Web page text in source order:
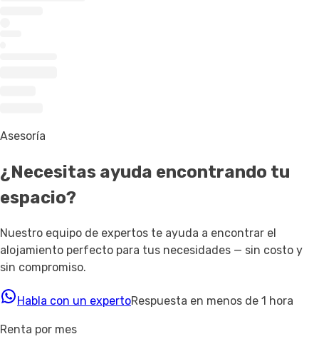
Asesoría
¿Necesitas ayuda encontrando tu
espacio?
Nuestro equipo de expertos te ayuda a encontrar el
alojamiento perfecto para tus necesidades — sin costo y
sin compromiso.
Habla con un expertoRespuesta en menos de 1 hora
Renta por mes